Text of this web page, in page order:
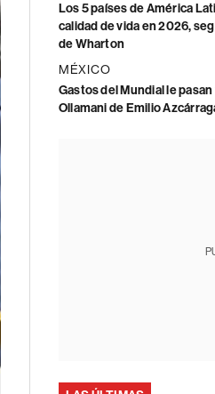
Los 5 países de América
calidad de vida en 2026,
de Wharton
MÉXICO
Gastos del Mundial le
Ollamani de Emilio